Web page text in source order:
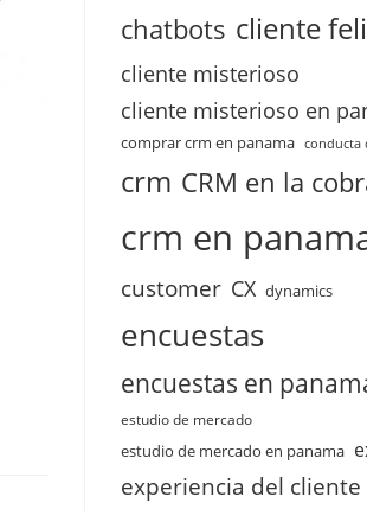
chatbots cliente
cliente misterioso
cliente misterioso en
comprar crm en panama conducta
crm CRM en la
crm en
customer CX dynamics
encuestas
encuestas en
estudio de mercado
estudio de mercado en panama
experiencia del cliente